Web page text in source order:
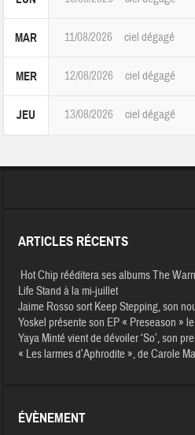
MAR 11/08/2026 ciel dégagé
MER 12/08/2026 ciel dégagé
JEU 13/08/2026 ciel dégagé
ARTICLES RÉCENTS
Hot Chip rééditera ses albums The
Life Stand à la mi-juillet
Jaime Rosso sort Keep Stepping, son
Yoskel présente son EP « Preseason »
Yaya Minté vient de dévoiler ‘So’, son
« Les larmes d’Aphrodite », de Carole
ÉVÈNEMENT